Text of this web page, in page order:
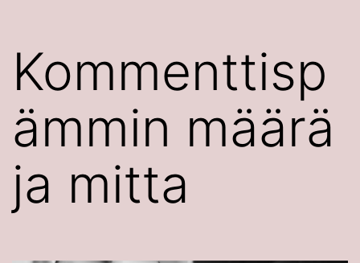
Kommenttisp
ämmin määrä
ja mitta